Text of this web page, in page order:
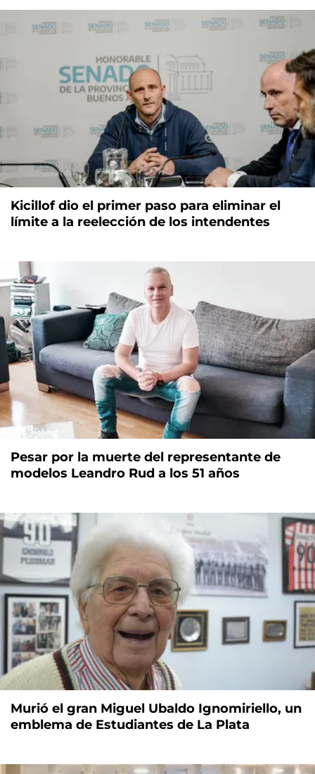
Kicillof dio el primer paso para eliminar el
límite a la reelección de los intendentes
Pesar por la muerte del representante de
modelos Leandro Rud a los 51 años
Murió el gran Miguel Ubaldo Ignomiriello, un
emblema de Estudiantes de La Plata